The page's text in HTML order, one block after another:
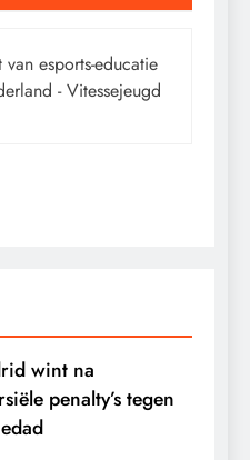
esports-educatie
- Vitessejeugd
wint na
penalty’s tegen